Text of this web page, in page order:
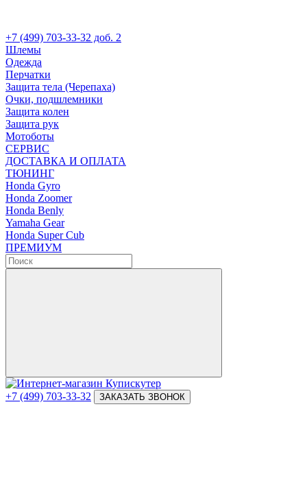
+7 (499) 703-33-32 доб. 2
Шлемы
Одежда
Перчатки
Защита тела (Черепаха)
Очки, подшлемники
Защита колен
Защита рук
Мотоботы
СЕРВИС
ДОСТАВКА И ОПЛАТА
ТЮНИНГ
Honda Gyro
Honda Zoomer
Honda Benly
Yamaha Gear
Honda Super Cub
ПРЕМИУМ
+7 (499) 703-33-32 ЗАКАЗАТЬ ЗВОНОК